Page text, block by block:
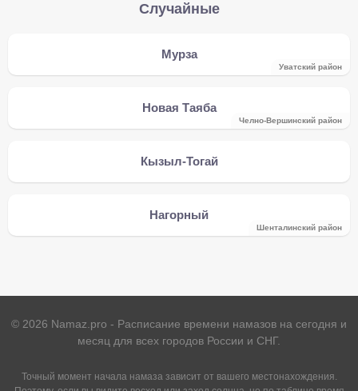
Случайные
Мурза
Уватский район
Новая Таяба
Челно-Вершинский район
Кызыл-Тогай
Нагорный
Шенталинский район
© 2026 Namaz.pro - Расписание времени намазов на сегодня и
месяц для всех городов России и СНГ.
Точный момент начала намаза зависит от вашего местонахождения.